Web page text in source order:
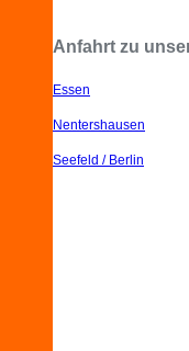
Anfahrt zu
Essen
Nentershausen
Seefeld / Berlin